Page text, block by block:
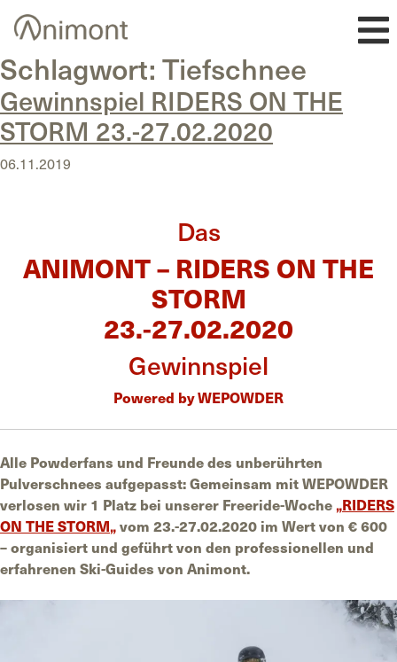
Skip
Schlagwort:Tiefschnee
Gewinnspiel RIDERS ON THE
STORM 23.-27.02.2020
06.11.2019
Das
ANIMONT – RIDERS ON THE
STORM
23.-27.02.2020
Gewinnspiel
Powered by WEPOWDER
Alle Powderfans und Freunde des unberührten
Pulverschnees aufgepasst: Gemeinsam mit WEPOWDER
verlosen wir 1 Platz bei unserer Freeride-Woche „RIDERS
ON THE STORM„vom 23.-27.02.2020 im Wert von € 600
– organisiert und geführt von den professionellen und
erfahrenen Ski-Guides von Animont.